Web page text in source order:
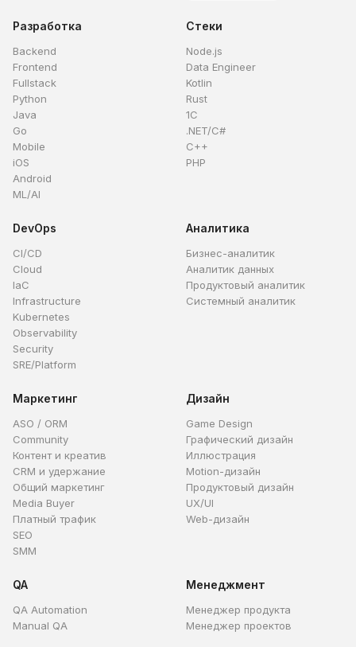
Разработка
Backend
Frontend
Fullstack
Python
Java
Go
Mobile
iOS
Android
ML/AI
Стеки
Node.js
Data Engineer
Kotlin
Rust
1C
.NET/C#
C++
PHP
DevOps
CI/CD
Cloud
IaC
Infrastructure
Kubernetes
Observability
Security
SRE/Platform
Аналитика
Бизнес-аналитик
Аналитик данных
Продуктовый аналитик
Системный аналитик
Маркетинг
ASO / ORM
Community
Контент и креатив
CRM и удержание
Общий маркетинг
Media Buyer
Платный трафик
SEO
SMM
Дизайн
Game Design
Графический дизайн
Иллюстрация
Motion-дизайн
Продуктовый дизайн
UX/UI
Web-дизайн
QA
QA Automation
Manual QA
Менеджмент
Менеджер продукта
Менеджер проектов